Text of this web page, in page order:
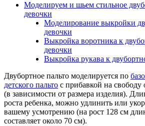
Моделируем и шьем стильное
девочки
Моделирование выкройки
девочки
Выкройка воротника к
девочки
Выкройка рукава к
Двубортное пальто моделируется по
детского пальто с прибавкой на
(в зависимости от размера изделия).
роста ребенка, можно удлинить или
вашему усмотрению (на рост 128 см
составляет около 70 см).